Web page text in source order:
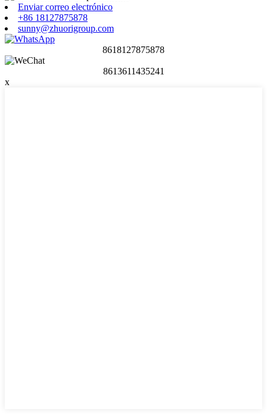
Enviar correo electrónico
+86 18127875878
sunny@zhuorigroup.com
8618127875878
8613611435241
x